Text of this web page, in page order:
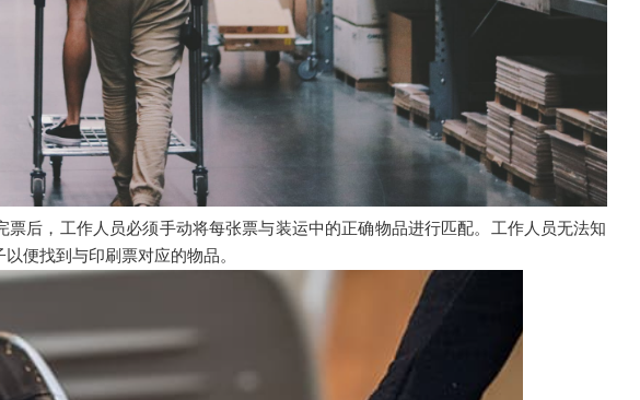
后，工作人员必须手动将每张票与装运中的正确物品进行匹配。工作人员无法知
便找到与印刷票对应的物品。